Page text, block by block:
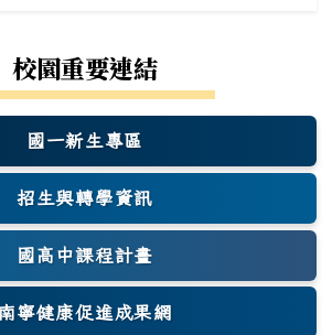
校園重要連結
國一新生專區
(另開新視窗)
招生與轉學資訊
國高中課程計畫
南寧健康促進成果網
(另開新視窗)